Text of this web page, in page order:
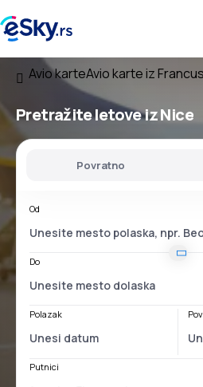
Avio karteAvio karte iz
Pretražite letoveiz Nice
Povratno
Od
Do
Polazak
Putnici